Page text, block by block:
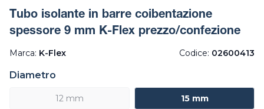
Tubo isolante in barre coibentazione
spessore 9 mm K-Flex prezzo/confezione
Marca: K-Flex Codice: 02600413
Diametro
12 mm 15 mm